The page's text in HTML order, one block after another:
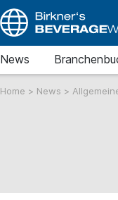
News
Home > News >